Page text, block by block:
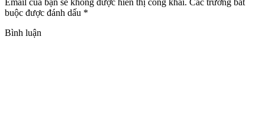
buộc được đánh dấu *
Bình luận